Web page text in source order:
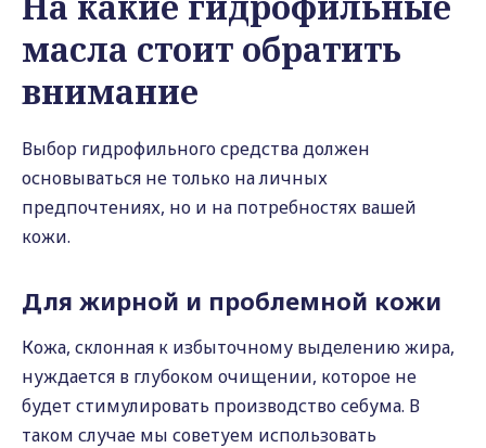
масла стоит обратить
внимание
Выбор гидрофильного средства должен
основываться не только на личных
предпочтениях, но и на потребностях вашей
кожи.
Для жирной и проблемной кожи
Кожа, склонная к избыточному выделению жира,
нуждается в глубоком очищении, которое не
будет стимулировать производство себума. В
таком случае мы советуем использовать